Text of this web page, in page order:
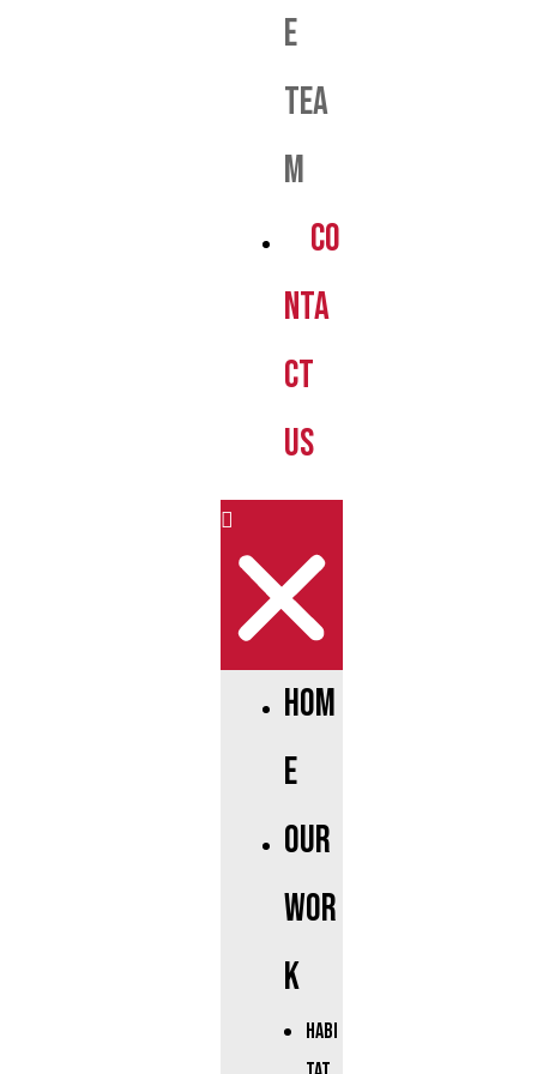
e
Tea
m
Co
nta
ct
us
Hom
e
Our
Wor
k
Habi